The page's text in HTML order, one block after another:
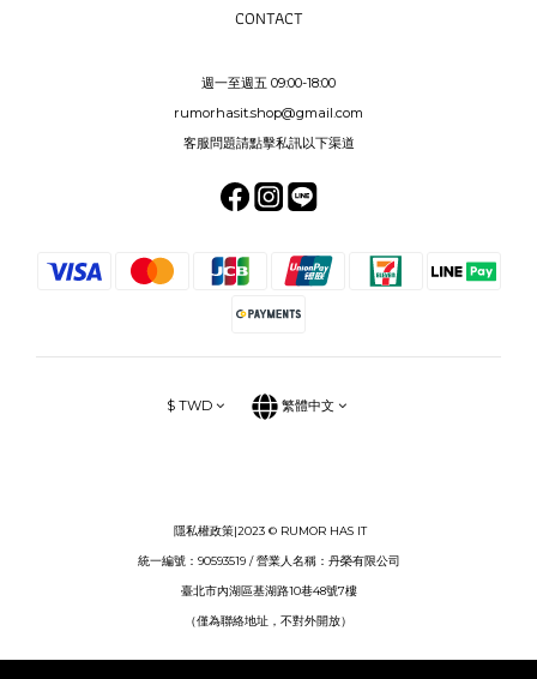
CONTACT
週一至週五 09:00-18:00
rumorhasit.shop@gmail.com
客服問題請點擊私訊以下渠道
$ TWD 繁體中文
隱私權政策|2023 © RUMOR HAS IT
統一編號：90593519 / 營業人名稱：丹榮有限公司
臺北市內湖區基湖路10巷48號7樓
（僅為聯絡地址，不對外開放）